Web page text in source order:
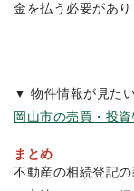
金を払う必要があり
▼ 物件情報が見た
岡山市の売買・投
まとめ
不動産の相続登記